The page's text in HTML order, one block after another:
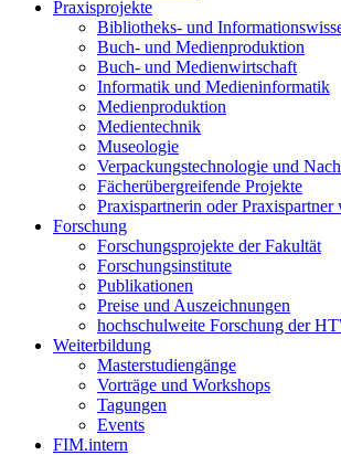
Praxisprojekte
Bibliotheks- und
Buch- und Medienproduktion
Buch- und Medienwirtschaft
Informatik und Medieninformatik
Medienproduktion
Medientechnik
Museologie
Verpackungstechnologie und
Fächerübergreifende Projekte
Praxispartnerin oder Praxispartner
Forschung
Forschungsprojekte der Fakultät
Forschungsinstitute
Publikationen
Preise und Auszeichnungen
hochschulweite Forschung der
Weiterbildung
Masterstudiengänge
Vorträge und Workshops
Tagungen
Events
FIM.intern